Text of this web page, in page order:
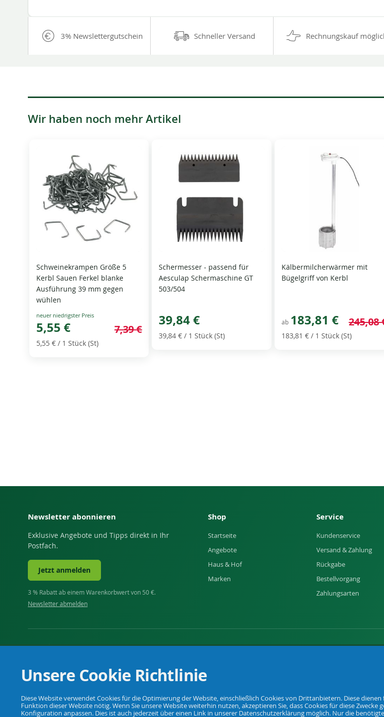
3% Newslettergutschein Schneller Versand Rechnungskauf
Wir haben noch mehr Artikel
Schweinekrampen Größe 5
Kerbl Sauen Ferkel blanke
Ausführung 39 mm gegen
wühlen
Special
Price
5,55 € 7,39 €
5,55 € / 1 Stück (St)
Schermesser - passend für
Aesculap Schermaschine GT
503/504
39,84 €
39,84 € / 1 Stück (St)
Kälbermilcherwärmer mit
Bügelgriff von Kerbl
ab 183,81 € 245,08
183,81 €/ 1 Stück (St)
Newsletter abonnieren
Exklusive Angebote und Tipps direkt in Ihr
Postfach.
Jetzt anmelden
3 % Rabatt ab einem Warenkorbwert von 50 €.
Newsletter abmelden
Shop
Startseite
Angebote
Haus & Hof
Marken
Service
Kundenservice
Versand & Zahlung
Rückgabe
Bestellvorgang
Zahlungsarten
© Agrarking. Alle Rechte vorbehalten.
Unsere Cookie Richtlinie
Diese Website verwendet Cookies für die Optimierung der Website, einschließlich Cookies von Drittanbietern. Diese
Funktion dieser Website nötig. Wenn Sie unsere Website weiterhin nutzen, akzeptieren Sie, dass Cookies für diese
Konfiguration anpassen. Dies ist auch jederzeit über einen Link in unserer Datenschutzerklärung möglich. Nur die